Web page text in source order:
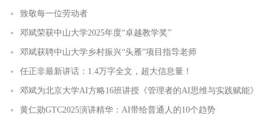
致敬每一位劳动者
邓斌荣获中山大学2025年度“卓越教学奖”
邓斌获聘中山大学乡村振兴“头雁”项目指导老师
任正非最新讲话：1.4万字全文，超大信息量！
邓斌为北京大学AI方略16班讲授《管理者的AI思维与实践赋能》
黄仁勋GTC2025演讲精华：AI带给普通人的10个趋势